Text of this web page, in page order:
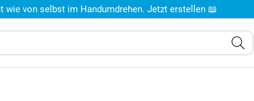
wie von selbst im Handumdrehen. Jetzt erstellen 📖